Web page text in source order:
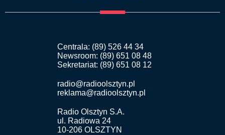
Centrala: (89) 526 44 34
Newsroom: (89) 651 08 48
Sekretariat: (89) 651 08 12
radio@radioolsztyn.pl
reklama@radioolsztyn.pl
Radio Olsztyn S.A.
ul. Radiowa 24
10-206 OLSZTYN